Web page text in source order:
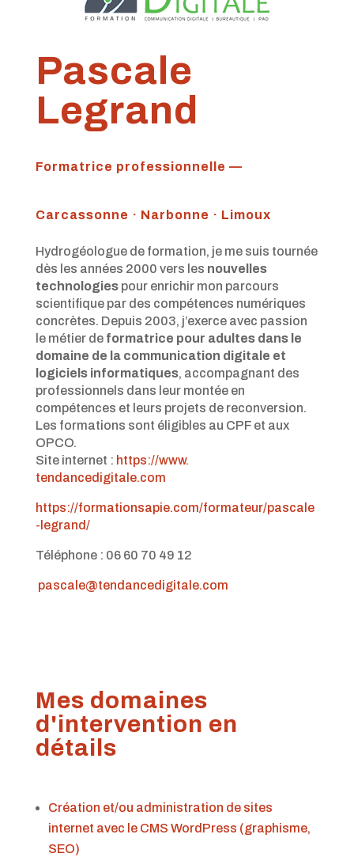
Pascale
Legrand
Formatrice professionnelle —
Carcassonne · Narbonne · Limoux
Hydrogéologue de formation, je me suis tournée
dès les années 2000 vers les nouvelles
technologiespour enrichir mon parcours
scientifique par des compétences numériques
concrètes. Depuis 2003, j’exerce avec passion
le métier de formatrice pour adultes dans le
domaine de la communication digitale et
logiciels informatiques, accompagnant des
professionnels dans leur montée en
compétences et leurs projets de reconversion.
Les formations sont éligibles au CPF et aux
OPCO.
Site internet : https://www.
tendancedigitale.com
https://formationsapie.com/formateur/pascale
-legrand/
Téléphone : 06 60 70 49 12
pascale@tendancedigitale.com
Mes domaines
d'intervention en
détails
Création et/ou administration de sites
internet avec le CMS WordPress (graphisme,
SEO)